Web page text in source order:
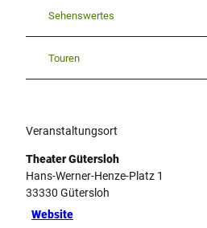
Sehenswertes
Touren
Veranstaltungsort
Theater Gütersloh
Hans-Werner-Henze-Platz 1
33330 Gütersloh
Website